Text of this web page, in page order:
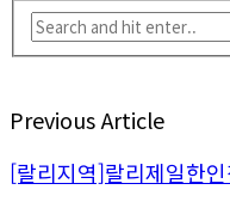
Previous Article
[랄리지역]랄리제일한